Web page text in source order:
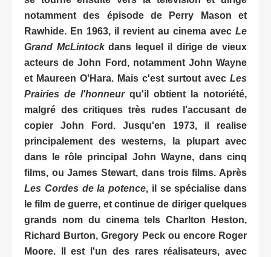
notamment des épisode de Perry Mason et
Rawhide. En 1963, il revient au cinema avec Le
Grand McLintockdans lequel il dirige de vieux
acteurs de John Ford, notamment John Wayne
et Maureen O'Hara. Mais c'est surtout avec Les
Prairies de l'honneurqu'il obtient la notoriété,
malgré des critiques très rudes l'accusant de
copier John Ford. Jusqu'en 1973, il realise
principalement des westerns, la plupart avec
dans le rôle principal John Wayne, dans cinq
films, ou James Stewart, dans trois films. Après
Les Cordes de la potence, il se spécialise dans
le film de guerre, et continue de diriger quelques
grands nom du cinema tels Charlton Heston,
Richard Burton, Gregory Peck ou encore Roger
Moore. Il est l'un des rares réalisateurs, avec